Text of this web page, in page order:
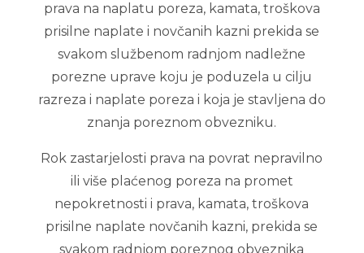
prava na naplatu poreza, kamata, troškova
prisilne naplate i novčanih kazni prekida se
svakom službenom radnjom nadležne
porezne uprave koju je poduzela u cilju
razreza i naplate poreza i koja je stavljena do
znanja poreznom obvezniku.
Rok zastarjelosti prava na povrat nepravilno
ili više plaćenog poreza na promet
nepokretnosti i prava, kamata, troškova
prisilne naplate novčanih kazni, prekida se
svakom radnjom poreznog obveznika